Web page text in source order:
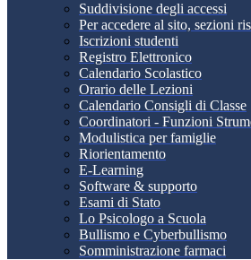
Suddivisione degli accessi
Per accedere al sito, sezioni
Iscrizioni studenti
Registro Elettronico
Calendario Scolastico
Orario delle Lezioni
Calendario Consigli di Classe
Coordinatori - Funzioni
Modulistica per famiglie
Riorientamento
E-Learning
Software & supporto
Esami di Stato
Lo Psicologo a Scuola
Bullismo e Cyberbullismo
Somministrazione farmaci